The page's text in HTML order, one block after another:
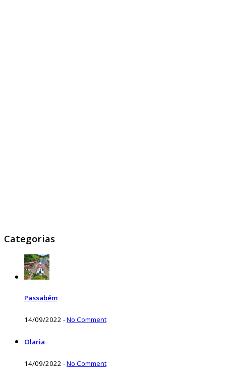
Categorias
Passabém
14/09/2022 -No Comment
Olaria
14/09/2022 -No Comment